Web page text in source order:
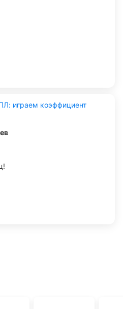
играем коэффициент